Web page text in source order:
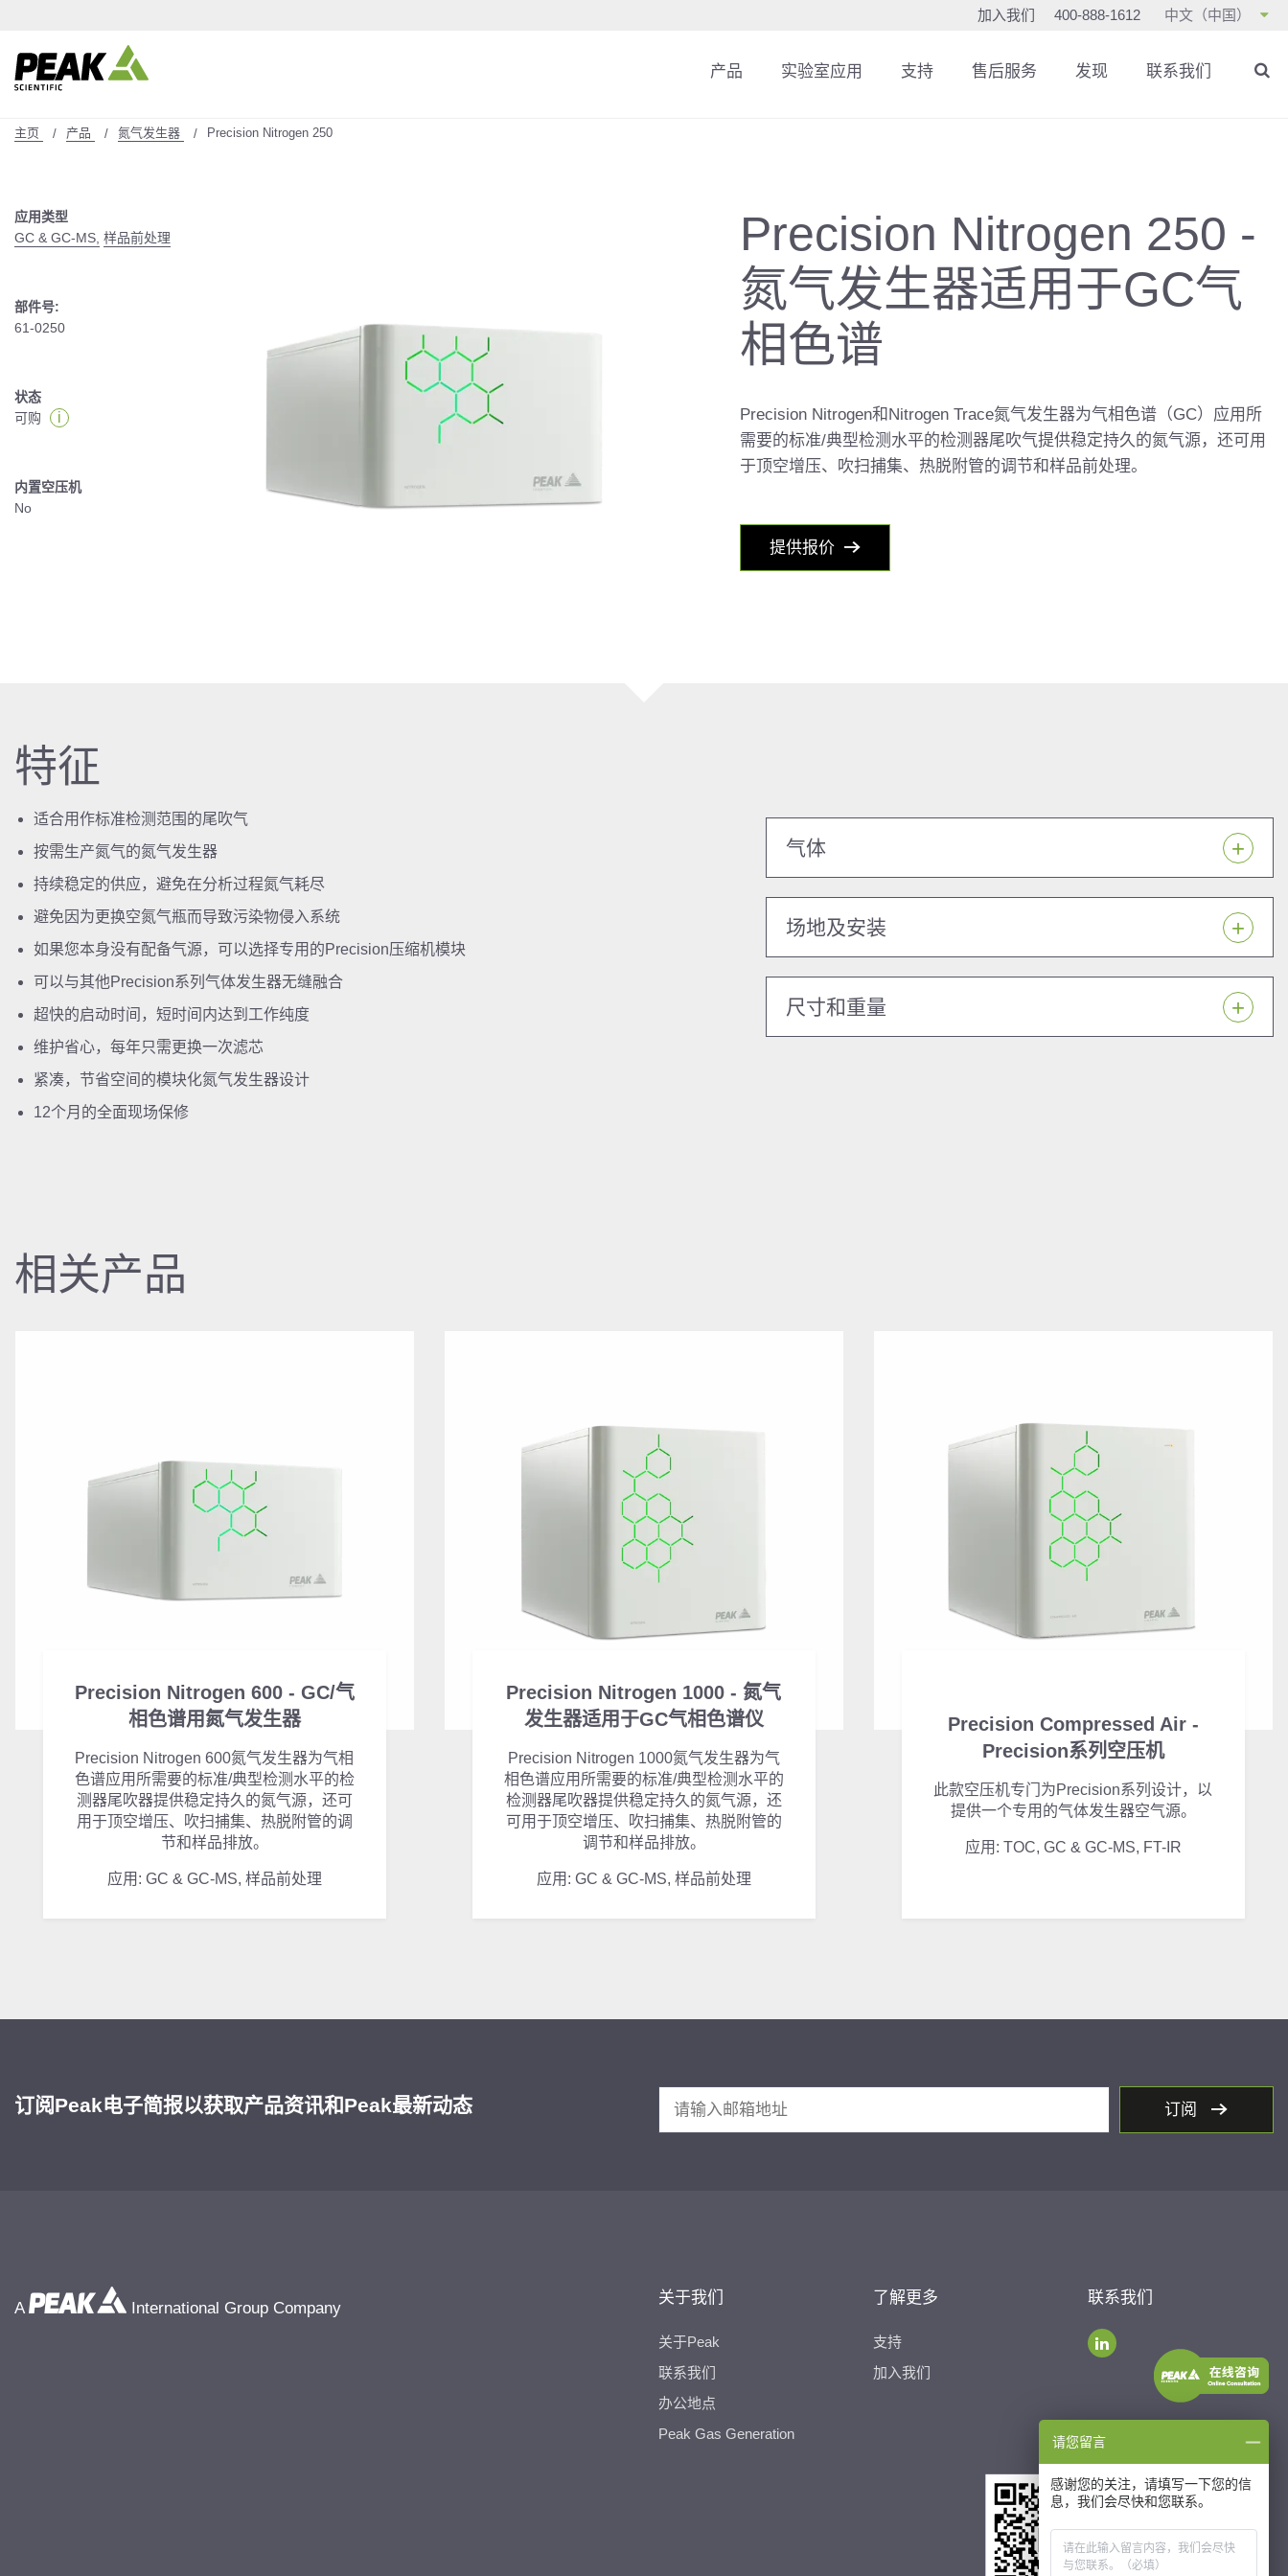
加入我们 400-888-1612 中文（中国）
产品 实验室应用 支持 售后服务 发现 联系我们
主页 产品 氮气发生器 Precision Nitrogen 250
应用类型
GC & GC-MS, 样品前处理
部件号:
61-0250
状态
可购
i
内置空压机
No
Precision Nitrogen 250 -
氮气发生器适用于GC气
相色谱
Precision Nitrogen和Nitrogen Trace氮气发生器为气相色谱（GC）应用所
需要的标准/典型检测水平的检测器尾吹气提供稳定持久的氮气源，还可用
于顶空增压、吹扫捕集、热脱附管的调节和样品前处理。
提供报价
特征
适合用作标准检测范围的尾吹气
按需生产氮气的氮气发生器
持续稳定的供应，避免在分析过程氮气耗尽
避免因为更换空氮气瓶而导致污染物侵入系统
如果您本身没有配备气源，可以选择专用的Precision压缩机模块
可以与其他Precision系列气体发生器无缝融合
超快的启动时间，短时间内达到工作纯度
维护省心，每年只需更换一次滤芯
紧凑，节省空间的模块化氮气发生器设计
12个月的全面现场保修
气体
场地及安装
尺寸和重量
相关产品
Precision Nitrogen 600 - GC/气
相色谱用氮气发生器
Precision Nitrogen 600氮气发生器为气相
色谱应用所需要的标准/典型检测水平的检
测器尾吹器提供稳定持久的氮气源，还可
用于顶空增压、吹扫捕集、热脱附管的调
节和样品排放。
应用: GC & GC-MS, 样品前处理
Precision Nitrogen 1000 - 氮气
发生器适用于GC气相色谱仪
Precision Nitrogen 1000氮气发生器为气
相色谱应用所需要的标准/典型检测水平的
检测器尾吹器提供稳定持久的氮气源，还
可用于顶空增压、吹扫捕集、热脱附管的
调节和样品排放。
应用: GC & GC-MS, 样品前处理
Precision Compressed Air -
Precision系列空压机
此款空压机专门为Precision系列设计，以
提供一个专用的气体发生器空气源。
应用: TOC, GC & GC-MS, FT-IR
订阅Peak电子简报以获取产品资讯和Peak最新动态 订阅
A International Group Company
关于我们
关于Peak
联系我们
办公地点
Peak Gas Generation
了解更多
支持
加入我们
联系我们
请您留言
感谢您的关注，请填写一下您的信
息，我们会尽快和您联系。